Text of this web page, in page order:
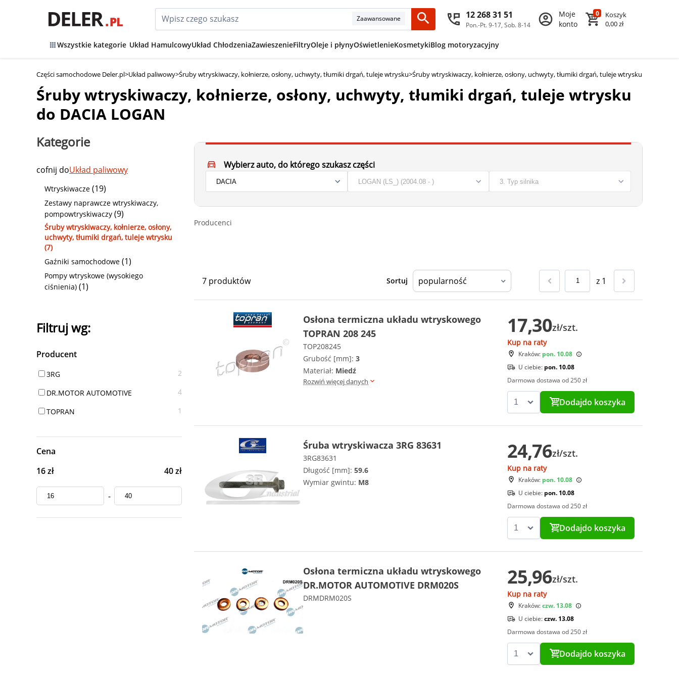
Zaawansowane 12 268 31 51
Pon.-Pt. 9-17, Sob. 8-14
Moje
konto
0
Koszyk
0,00 zł
Wszystkie kategorie Układ HamulcowyUkład ChłodzeniaZawieszenieFiltryOleje i płynyOświetlenieKosmetykiBlog motoryzacyjny
Części samochodowe Deler.pl>Układ paliwowy>Śruby wtryskiwaczy, kołnierze, osłony, uchwyty, tłumiki drgań, tuleje wtrysku>Śruby wtryskiwaczy, kołnierze, osłony, uchwyty, tłumiki drgań, tuleje wtrysku do DACIA
Śruby wtryskiwaczy, kołnierze, osłony, uchwyty, tłumiki drgań, tuleje wtrysku
do DACIA LOGAN
Kategorie
cofnij doUkład paliwowy
Wtryskiwacze (19)
Zestawy naprawcze wtryskiwaczy,
pompowtryskiwaczy (9)
Śruby wtryskiwaczy, kołnierze, osłony,
uchwyty, tłumiki drgań, tuleje wtrysku
(7)
Gaźniki samochodowe (1)
Pompy wtryskowe (wysokiego
ciśnienia) (1)
Filtruj wg:
Producent
3RG 2
DR.MOTOR AUTOMOTIVE 4
TOPRAN 1
Cena
16 zł
40 zł
-
Wybierz auto, do którego szukasz części
Producenci
7 produktów Sortuj z 1
Osłona termiczna układu wtryskowego
TOPRAN 208 245
TOP208245
Grubość [mm]: 3
Materiał: Miedź
Rozwiń więcej danych
17,30zł/szt.
Kup na raty
Kraków: pon. 10.08
U ciebie: pon. 10.08
Darmowa dostawa od 250 zł
Dodajdo koszyka
Śruba wtryskiwacza 3RG 83631
3RG83631
Długość [mm]: 59.6
Wymiar gwintu: M8
24,76zł/szt.
Kup na raty
Kraków: pon. 10.08
U ciebie: pon. 10.08
Darmowa dostawa od 250 zł
Dodajdo koszyka
Osłona termiczna układu wtryskowego
DR.MOTOR AUTOMOTIVE DRM020S
DRMDRM020S
25,96zł/szt.
Kup na raty
Kraków:czw. 13.08
U ciebie:czw. 13.08
Darmowa dostawa od 250 zł
Dodajdo koszyka